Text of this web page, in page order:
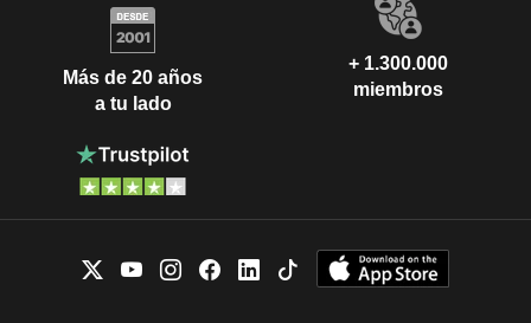
Más de 20 años
a tu lado
+ 1.300.000
miembros